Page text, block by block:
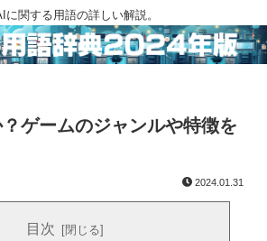
に関する用語の詳しい解説。
ゲームのジャンルや特徴を
2024.01.31
目次